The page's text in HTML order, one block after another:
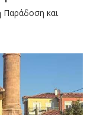
Παράδοση και